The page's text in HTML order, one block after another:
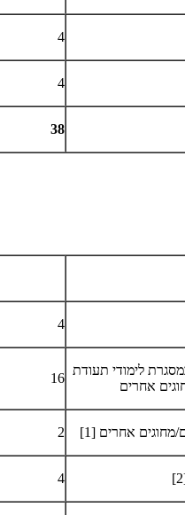
4
4
38
4
לימודי תעודת
16
מחוגים אחרים [1] 2
4